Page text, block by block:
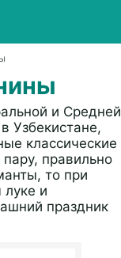
и Средней
Узбекистане,
классические
правильно
то при
луке и
праздник